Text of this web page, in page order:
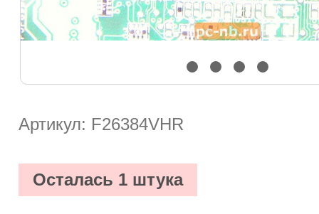
Артикул: F26384VHR
Осталась 1 штука